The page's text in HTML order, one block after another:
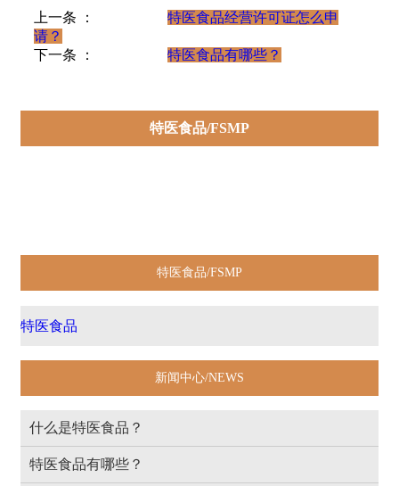
上一条 ：
特医食品经营许可证怎么申
请？
下一条 ：
特医食品有哪些？
特医食品/FSMP
特医食品/FSMP
特医食品
新闻中心/NEWS
什么是特医食品？
特医食品有哪些？